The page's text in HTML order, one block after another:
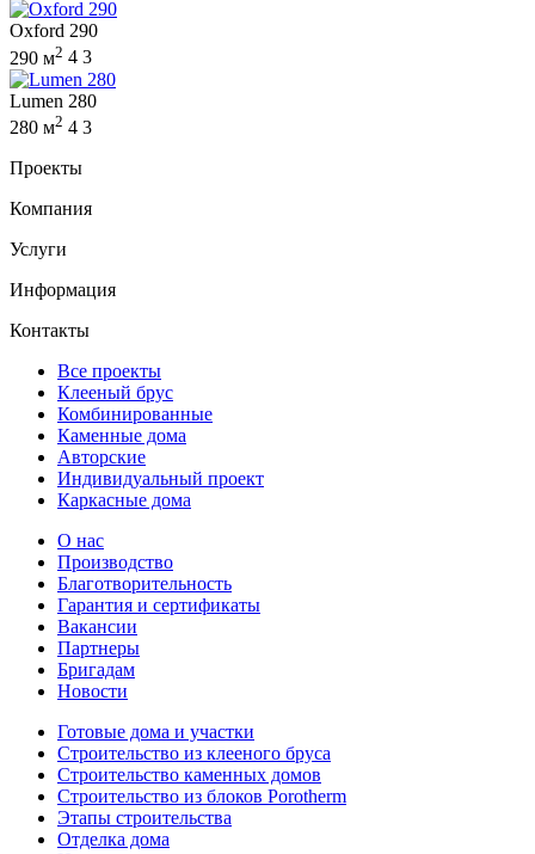
Oxford 290
290 м2 4 3
Lumen 280
280 м2 4 3
Проекты
Компания
Услуги
Информация
Контакты
Все проекты
Клееный брус
Комбинированные
Каменные дома
Авторские
Индивидуальный проект
Каркасные дома
О нас
Производство
Благотворительность
Гарантия и сертификаты
Вакансии
Партнеры
Бригадам
Новости
Готовые дома и участки
Строительство из клееного бруса
Строительство каменных домов
Строительство из блоков Porotherm
Этапы строительства
Отделка дома